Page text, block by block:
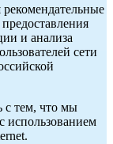
и анализа
сети
с тем, что мы
использованием